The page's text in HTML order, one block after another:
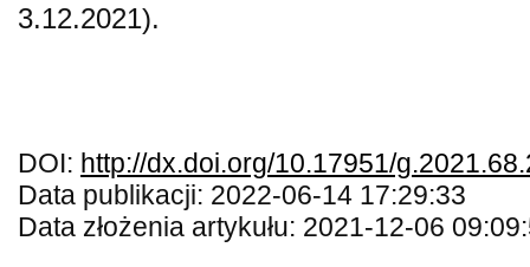
3.12.2021).
DOI: http://dx.doi.org/10.17951/
Data publikacji: 2022-06-14 17:29:33
Data złożenia artykułu: 2021-12-06